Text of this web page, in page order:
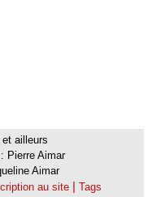
ailleurs
Pierre Aimar
Aimar
au site | Tags